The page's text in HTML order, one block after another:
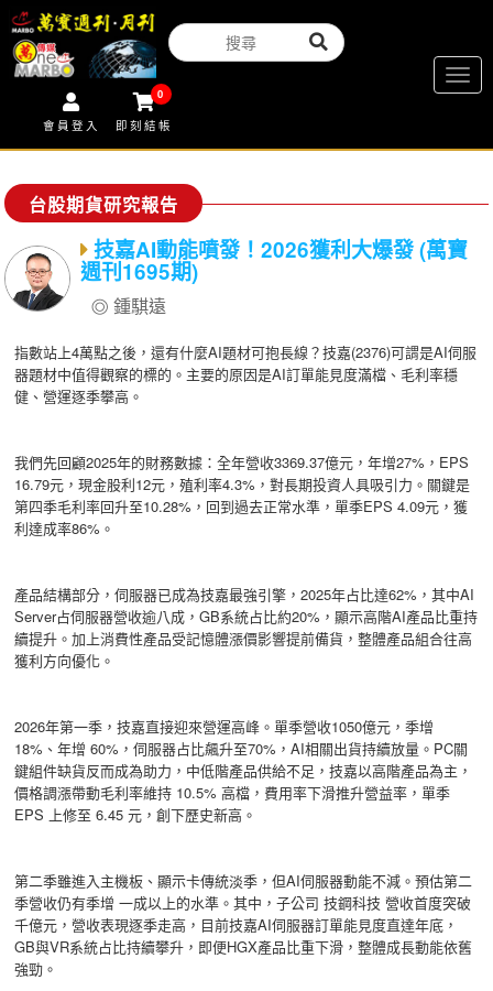
會員登入
0
即刻結帳
台股期貨研究報告
技嘉AI動能噴發！2026獲利大爆發 (萬寶
週刊1695期)
鍾騏遠
指數站上4萬點之後，還有什麼AI題材可抱長線？技嘉(2376)可謂是AI伺服
器題材中值得觀察的標的。主要的原因是AI訂單能見度滿檔、毛利率穩
健、營運逐季攀高。
我們先回顧2025年的財務數據：全年營收3369.37億元，年增27%，EPS
16.79元，現金股利12元，殖利率4.3%，對長期投資人具吸引力。關鍵是
第四季毛利率回升至10.28%，回到過去正常水準，單季EPS 4.09元，獲
利達成率86%。
產品結構部分，伺服器已成為技嘉最強引擎，2025年占比達62%，其中AI
Server占伺服器營收逾八成，GB系統占比約20%，顯示高階AI產品比重持
續提升。加上消費性產品受記憶體漲價影響提前備貨，整體產品組合往高
獲利方向優化。
2026年第一季，技嘉直接迎來營運高峰。單季營收1050億元，季增
18%、年增 60%，伺服器占比飆升至70%，AI相關出貨持續放量。PC關
鍵組件缺貨反而成為助力，中低階產品供給不足，技嘉以高階產品為主，
價格調漲帶動毛利率維持 10.5% 高檔，費用率下滑推升營益率，單季
EPS 上修至 6.45 元，創下歷史新高。
第二季雖進入主機板、顯示卡傳統淡季，但AI伺服器動能不減。預估第二
季營收仍有季增 一成以上的水準。其中，子公司 技鋼科技 營收首度突破
千億元，營收表現逐季走高，目前技嘉AI伺服器訂單能見度直達年底，
GB與VR系統占比持續攀升，即便HGX產品比重下滑，整體成長動能依舊
強勁。